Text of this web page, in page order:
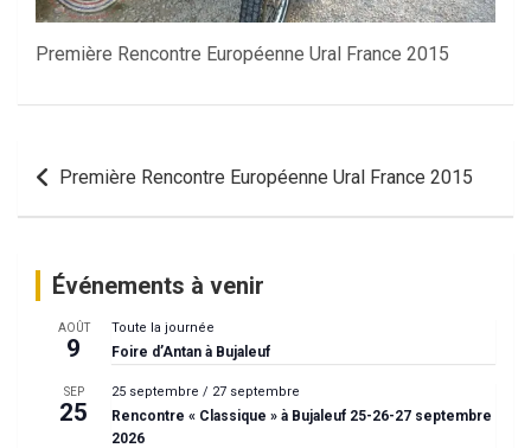
Première Rencontre Européenne Ural France 2015
Navigation
Première Rencontre Européenne Ural France 2015
Événements à venir
AOÛT
9
Toute la journée
Foire d’Antan à Bujaleuf
SEP
25
25 septembre / 27 septembre
Rencontre « Classique » à Bujaleuf 25-26-27 septembre
2026